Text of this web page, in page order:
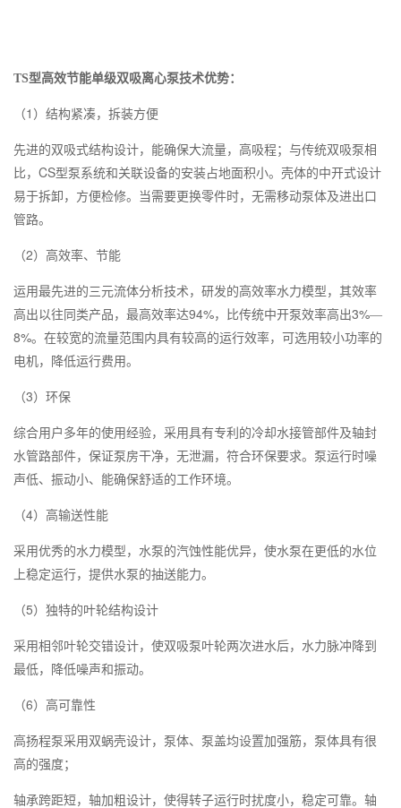
TS型高效节能单级双吸离心泵技术优势：
（1 ）结构紧凑，拆装方便
先进的双吸式结构设计，能确保大流量，高吸程；与传统双吸泵相
比， CS型泵系统和关联设备的安装占地面积小。壳体的中开式设计
易于拆卸，方便检修。当需要更换零件时，无需移动泵体及进出口
管路。
（2）高效率、节能
运用最先进的三元流体分析技术，研发的高效率水力模型，其效率
高出以往同类产品，最高效率达94%，比传统中开泵效率高出3%—
8%。在较宽的流量范围内具有较高的运行效率，可选用较小功率的
电机，降低运行费用。
（3）环保
综合用户多年的使用经验，采用具有专利的冷却水接管部件及轴封
水管路部件，保证泵房干净，无泄漏，符合环保要求。泵运行时噪
声低、振动小、能确保舒适的工作环境。
（4）高输送性能
采用优秀的水力模型，水泵的汽蚀性能优异，使水泵在更低的水位
上稳定运行，提供水泵的抽送能力。
（5）独特的叶轮结构设计
采用相邻叶轮交错设计，使双吸泵叶轮两次进水后，水力脉冲降到
最低，降低噪声和振动。
（6）高可靠性
高扬程泵采用双蜗壳设计，泵体、泵盖均设置加强筋，泵体具有很
高的强度；
轴承跨距短，轴加粗设计，使得转子运行时扰度小，稳定可靠。轴